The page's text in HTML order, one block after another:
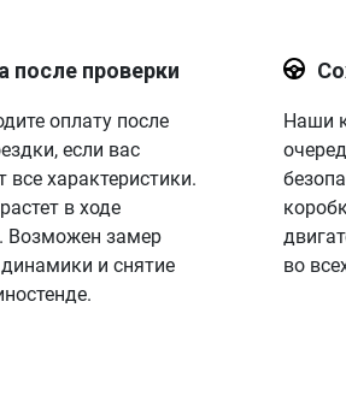
после проверки
оплату после
если вас
все характеристики.
в ходе
Возможен замер
и снятие
Наши
во